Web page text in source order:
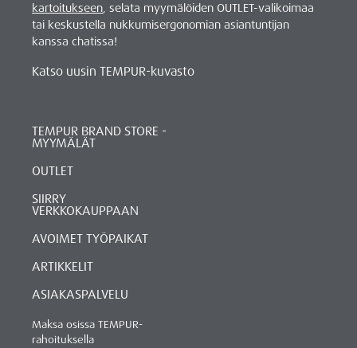
kartoitukseen, selata myymälöiden OUTLET-valikoimaa
tai keskustella nukkumisergonomian asiantuntijan
kanssa chatissa!
Katso uusin TEMPUR-kuvasto
TEMPUR BRAND STORE -
MYYMÄLÄT
OUTLET
SIIRRY
VERKKOKAUPPAAN
AVOIMET TYÖPAIKAT
ARTIKKELIT
ASIAKASPALVELU
Maksa osissa TEMPUR-
rahoituksella